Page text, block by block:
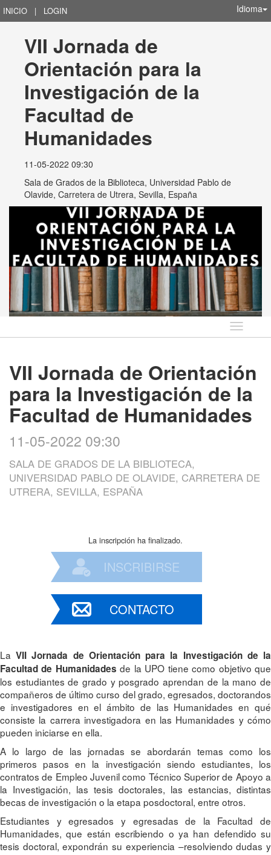
INICIO | LOGIN Idioma
VII Jornada de
Orientación para la
Investigación de la
Facultad de
Humanidades
11-05-2022 09:30
Sala de Grados de la Biblioteca, Universidad Pablo de
Olavide, Carretera de Utrera, Sevilla, España
Idioma
VII Jornada de Orientación
para la Investigación de la
Facultad de Humanidades
11-05-2022 09:30
SALA DE GRADOS DE LA BIBLIOTECA,
UNIVERSIDAD PABLO DE OLAVIDE, CARRETERA DE
UTRERA, SEVILLA, ESPAÑA
La inscripción ha finalizado.
INSCRIBIRSE
CONTACTO
LaVII Jornada de Orientación para la Investigación de la
Facultad de Humanidades de la UPO tiene como objetivo que
los estudiantes de grado y posgrado aprendan de la mano de
compañeros de último curso del grado, egresados, doctorandos
e investigadores en el ámbito de las Humanidades en qué
consiste la carrera investigadora en las Humanidades y cómo
pueden iniciarse en ella.
A lo largo de las jornadas se abordarán temas como los
primeros pasos en la investigación siendo estudiantes, los
contratos de Empleo Juvenil como Técnico Superior de Apoyo a
la Investigación, las tesis doctorales, las estancias, distintas
becas de investigación o la etapa posdoctoral, entre otros.
Estudiantes y egresados y egresadas de la Facultad de
Humanidades, que están escribiendo o ya han defendido su
tesis doctoral, expondrán su experiencia –resolviendo dudas y